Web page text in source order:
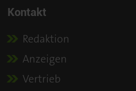
Kontakt
Redaktion
Anzeigen
Vertrieb